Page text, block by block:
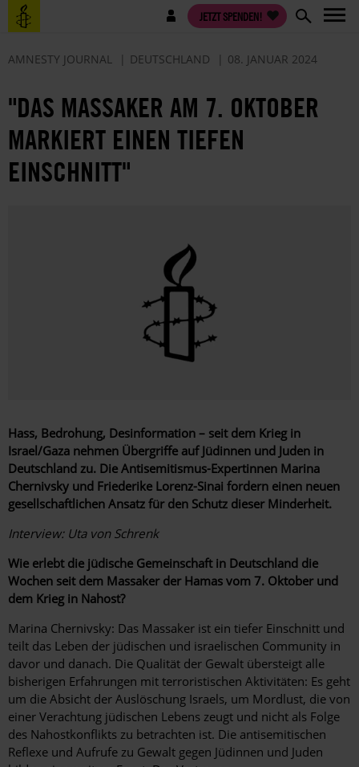
Direkt
zum
Benutzermenü JETZT SPENDEN!
AMNESTY JOURNAL DEUTSCHLAND 08. JANUAR 2024
"DAS MASSAKER AM 7. OKTOBER
MARKIERT EINEN TIEFEN
EINSCHNITT"
Hass, Bedrohung, Desinformation – seit dem Krieg in
Israel/Gaza nehmen Übergriffe auf Jüdinnen und Juden in
Deutschland zu. Die Antisemitismus-Expertinnen Marina
Chernivsky und Friederike Lorenz-Sinai fordern einen neuen
gesellschaftlichen Ansatz für den Schutz dieser Minderheit.
Interview: Uta von Schrenk
Wie erlebt die jüdische Gemeinschaft in Deutschland die
Wochen seit dem Massaker der Hamas vom 7. Oktober und
dem Krieg in Nahost?
Marina Chernivsky: Das Massaker ist ein tiefer Einschnitt und
teilt das Leben der jüdischen und israelischen Community in
davor und danach. Die Qualität der Gewalt übersteigt alle
bisherigen Erfahrungen mit terroristischen Aktivitäten: Es geht
um die Absicht der Auslöschung Israels, um Mordlust, die von
einer Verachtung jüdischen Lebens zeugt und nicht als Folge
des Nahostkonflikts zu betrachten ist. Die antisemitischen
Reflexe und Aufrufe zu Gewalt gegen Jüdinnen und Juden